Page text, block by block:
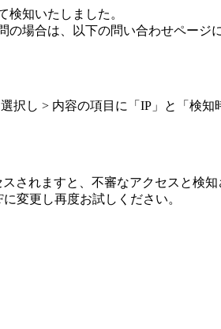
検知いたしました。
場合は、以下の問い合わせページ
択し > 内容の項目に「IP」と「検
されますと、不審なアクセスと検知
変更し再度お試しください。